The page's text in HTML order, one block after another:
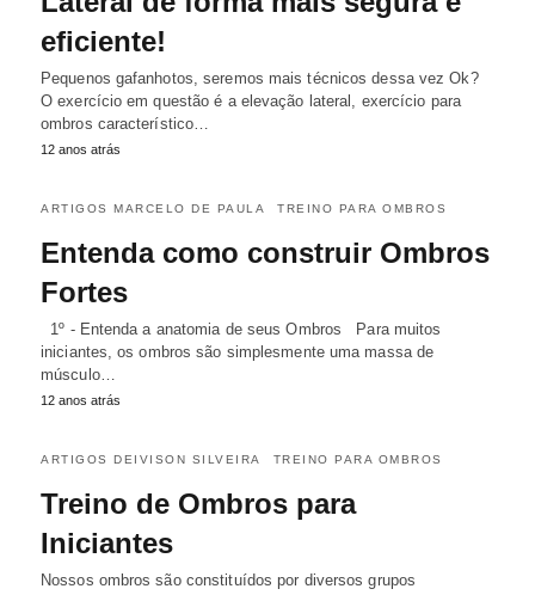
eficiente!
Pequenos gafanhotos, seremos mais técnicos dessa vez Ok?
O exercício em questão é a elevação lateral, exercício para
ombros característico…
12 anos atrás
ARTIGOS MARCELO DE PAULA TREINO PARA OMBROS
Entenda como construir Ombros
Fortes
1º - Entenda a anatomia de seus Ombros Para muitos
iniciantes, os ombros são simplesmente uma massa de
músculo…
12 anos atrás
ARTIGOS DEIVISON SILVEIRA TREINO PARA OMBROS
Treino de Ombros para
Iniciantes
Nossos ombros são constituídos por diversos grupos